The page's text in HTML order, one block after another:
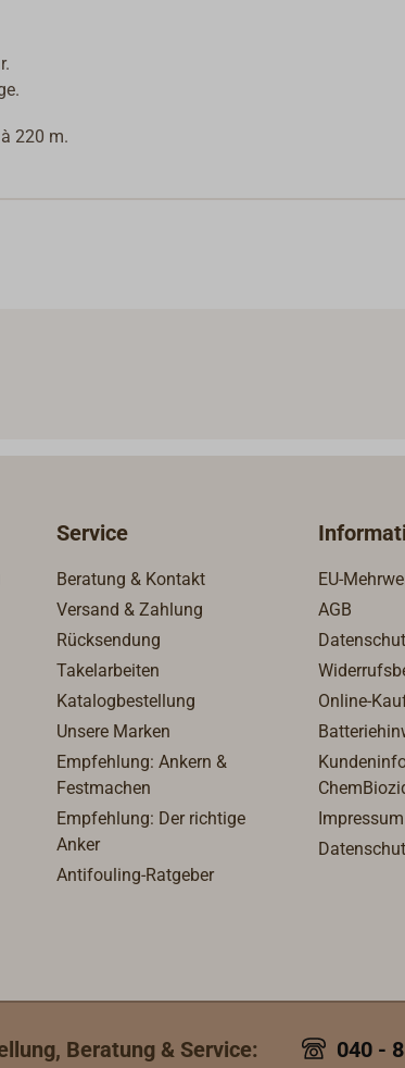
220 m.
Service
Beratung & Kontakt
Versand & Zahlung
Rücksendung
Takelarbeiten
Katalogbestellung
Unsere Marken
Empfehlung: Ankern &
Festmachen
Empfehlung: Der richtige
Anker
Antifouling-Ratgeber
EU-
AGB
Online-
Impressum
Beratung & Service: 040 -